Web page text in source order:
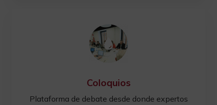
Coloquios
Plataforma de debate desde donde expertos